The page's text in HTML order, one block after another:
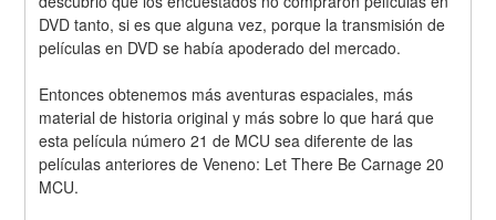
DVD tanto, si es que alguna vez, porque la transmisión de
películas en DVD se había apoderado del mercado.
Entonces obtenemos más aventuras espaciales, más
material de historia original y más sobre lo que hará que
esta película número 21 de MCU sea diferente de las
películas anteriores de Veneno: Let There Be Carnage 20
MCU.